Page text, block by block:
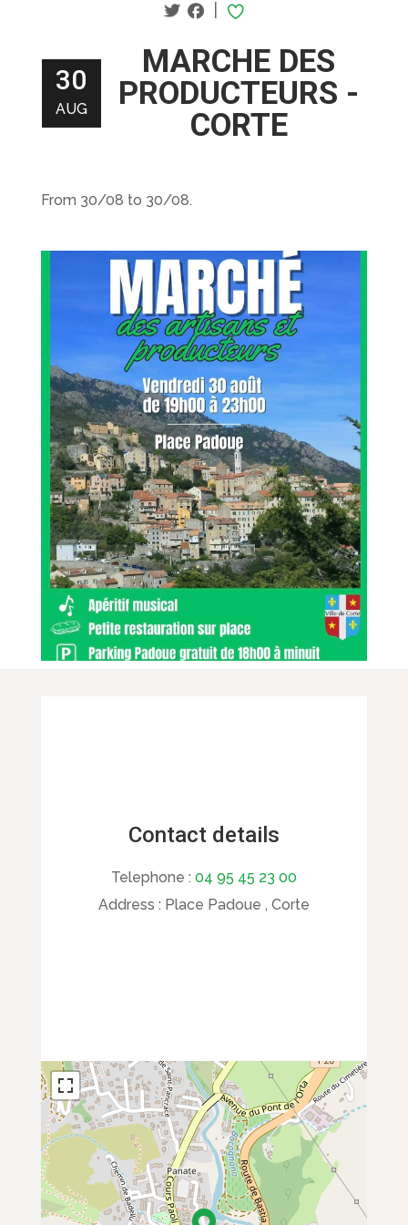
|
30
AUG
MARCHE DES
PRODUCTEURS -
CORTE
From 30/08 to 30/08.
Contact details
Telephone : 04 95 45 23 00
Address : Place Padoue , Corte